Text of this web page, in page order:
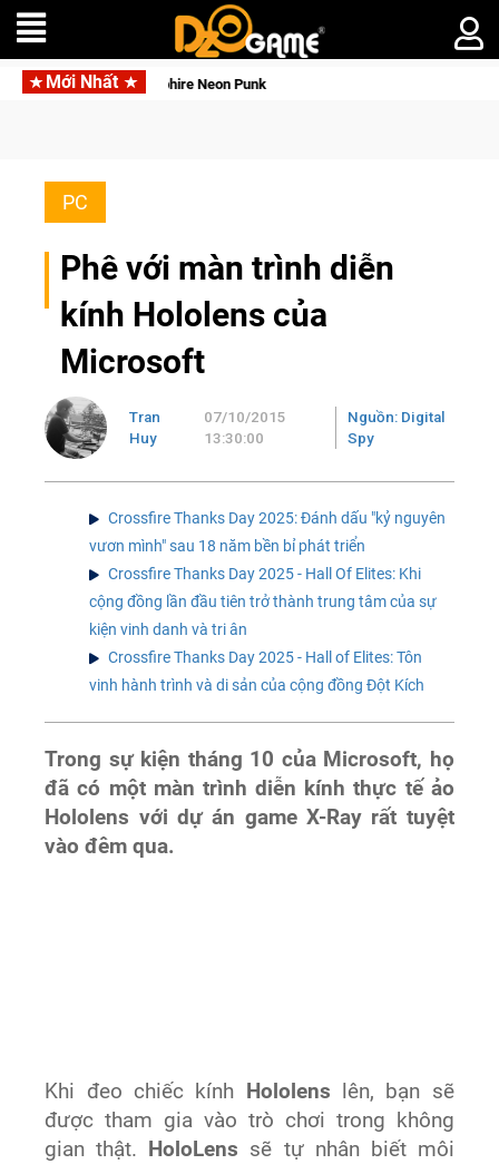
Mới Nhất
Gia Sapphire Neon Punk
PC
Phê với màn trình diễn
kính Hololens của
Microsoft
Tran
Huy
07/10/2015
13:30:00
Nguồn: Digital
Spy
Crossfire Thanks Day 2025: Đánh dấu "kỷ nguyên
vươn mình" sau 18 năm bền bỉ phát triển
Crossfire Thanks Day 2025 - Hall Of Elites: Khi
cộng đồng lần đầu tiên trở thành trung tâm của sự
kiện vinh danh và tri ân
Crossfire Thanks Day 2025 - Hall of Elites: Tôn
vinh hành trình và di sản của cộng đồng Đột Kích
Trong sự kiện tháng 10 của Microsoft, họ
đã có một màn trình diễn kính thực tế ảo
Hololens với dự án game X-Ray rất tuyệt
vào đêm qua.
Khi đeo chiếc kính Hololens lên, bạn sẽ
được tham gia vào trò chơi trong không
gian thật.
HoloLens sẽ tự nhân biết môi